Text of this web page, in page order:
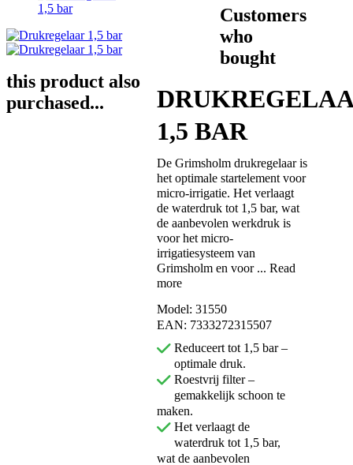
1,5 BAR
De Grimsholm drukregelaar is
het optimale startelement voor
micro-irrigatie. Het verlaagt
de waterdruk tot 1,5 bar, wat
de aanbevolen werkdruk is
voor het micro-
irrigatiesysteem van
Grimsholm en voor ... Read
more
Model: 31550
EAN: 7333272315507
Reduceert tot 1,5 bar –
optimale druk.
Roestvrij filter –
gemakkelijk schoon te
maken.
Het verlaagt de
waterdruk tot 1,5 bar,
wat de aanbevolen
Customers
who
bought
this product also
purchased...